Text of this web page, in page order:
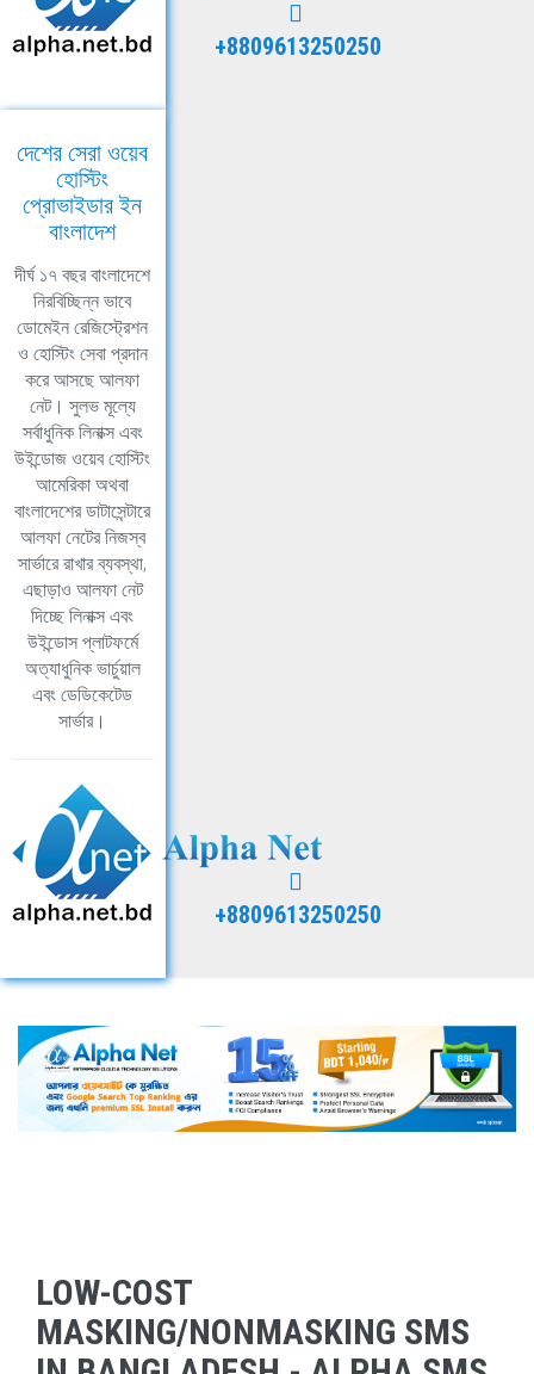
+8809613250250
দেশের সেরা ওয়েব
হোস্টিং
প্রোভাইডার ইন
বাংলাদেশ
দীর্ঘ ১৭ বছর বাংলাদেশে
নিরবিচ্ছিন্ন ভাবে
ডোমেইন রেজিস্ট্রেশন
ও হোস্টিং সেবা প্রদান
করে আসছে আলফা
নেট। সুলভ মূল্যে
সর্বাধুনিক লিনাক্স এবং
উইন্ডোজ ওয়েব হোস্টিং
আমেরিকা অথবা
বাংলাদেশের ডাটাসেন্টারে
আলফা নেটের নিজস্ব
সার্ভারে রাখার ব্যবস্থা,
এছাড়াও আলফা নেট
দিচ্ছে লিনাক্স এবং
উইন্ডোস প্লাটফর্মে
অত্যাধুনিক ভার্চুয়াল
এবং ডেডিকেটেড
সার্ভার।
+8809613250250
LOW-COST
MASKING/NONMASKING SMS